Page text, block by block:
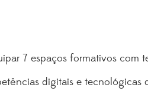
7 espaços formativos com
digitais e tecnológicas